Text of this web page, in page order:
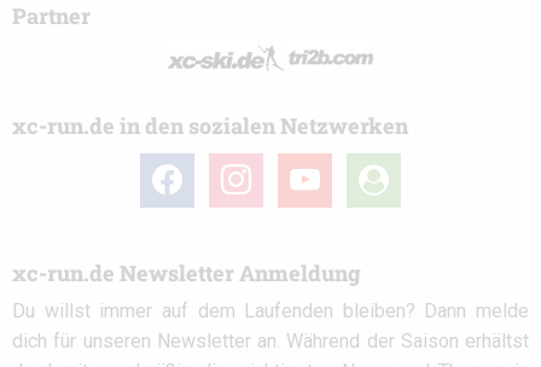
Partner
xc-run.de in den sozialen Netzwerken
facebook instagramyoutube
user-
circle
xc-run.de Newsletter Anmeldung
Du willst immer auf dem Laufenden bleiben? Dann melde
dich für unseren Newsletter an. Während der Saison erhältst